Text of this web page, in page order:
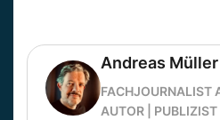
Andreas Müller
FACHJOURNALIST
AUTOR | PUBLIZIST